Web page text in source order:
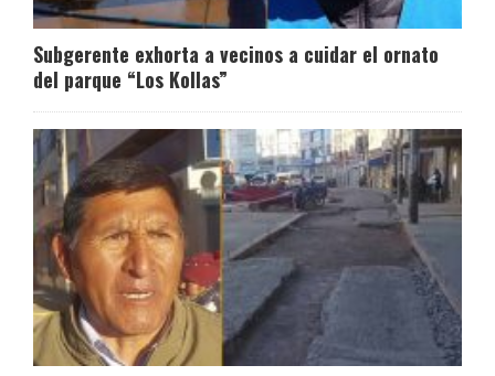
Subgerente exhorta a vecinos a cuidar el ornato
del parque “Los Kollas”